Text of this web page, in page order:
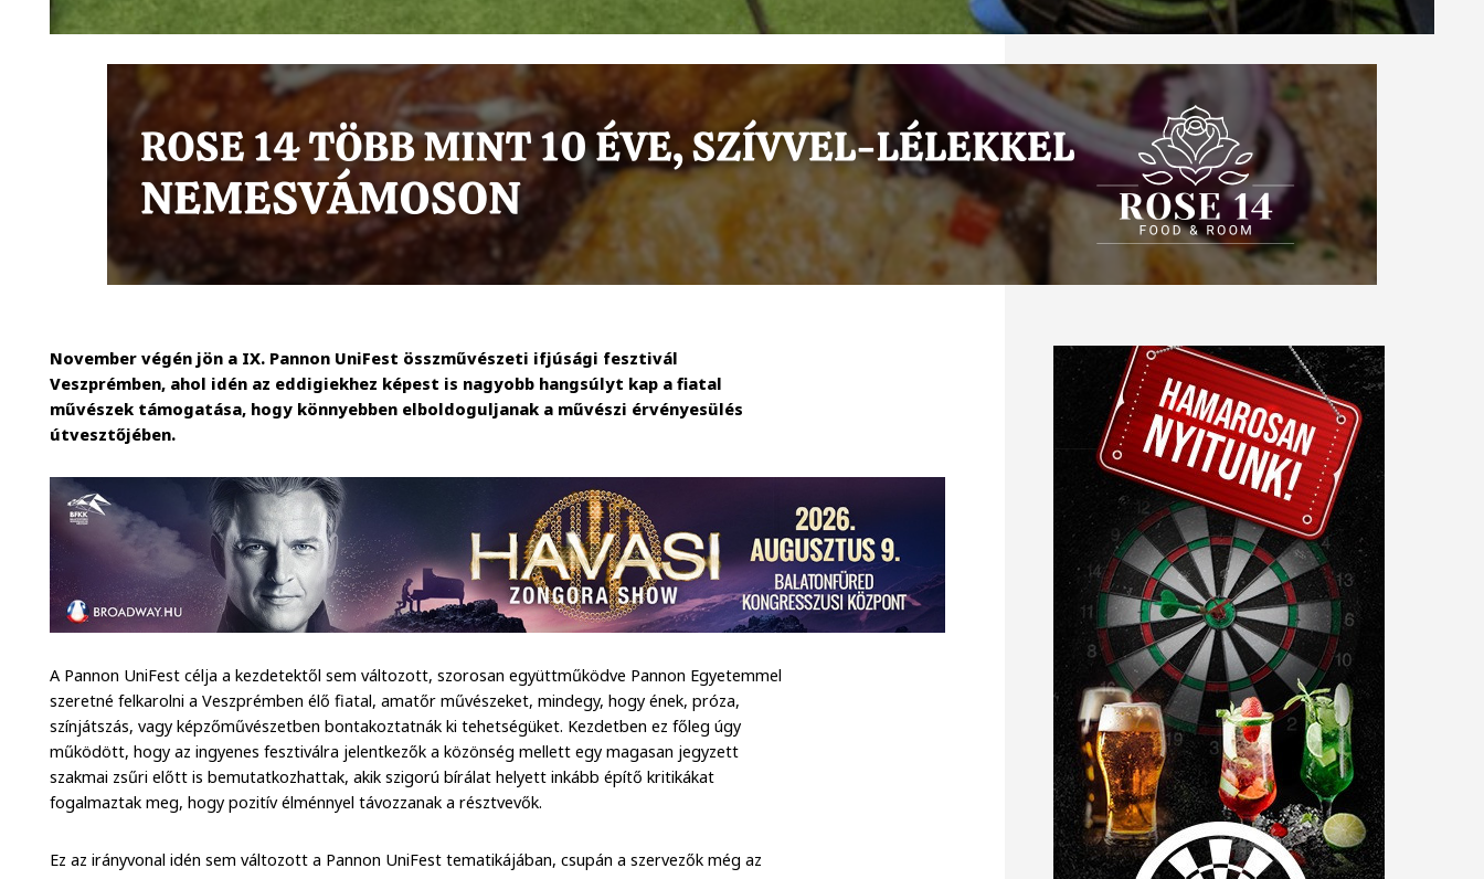
November végén jön a IX. Pannon UniFest összművészeti ifjúsági fesztivál
Veszprémben, ahol idén az eddigiekhez képest is nagyobb hangsúlyt kap a fiatal
művészek támogatása, hogy könnyebben elboldoguljanak a művészi érvényesülés
útvesztőjében.
A Pannon UniFest célja a kezdetektől sem változott, szorosan együttműködve Pannon Egyetemmel
szeretné felkarolni a Veszprémben élő fiatal, amatőr művészeket, mindegy, hogy ének, próza,
színjátszás, vagy képzőművészetben bontakoztatnák ki tehetségüket. Kezdetben ez főleg úgy
működött, hogy az ingyenes fesztiválra jelentkezők a közönség mellett egy magasan jegyzett
szakmai zsűri előtt is bemutatkozhattak, akik szigorú bírálat helyett inkább építő kritikákat
fogalmaztak meg, hogy pozitív élménnyel távozzanak a résztvevők.
Ez az irányvonal idén sem változott a Pannon UniFest tematikájában, csupán a szervezők még az